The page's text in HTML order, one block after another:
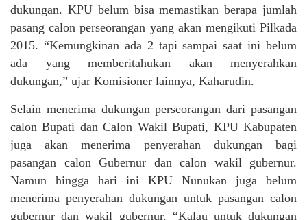
dukungan. KPU belum bisa memastikan berapa jumlah
pasang calon perseorangan yang akan mengikuti Pilkada
2015. “Kemungkinan ada 2 tapi sampai saat ini belum
ada yang memberitahukan akan menyerahkan
dukungan,” ujar Komisioner lainnya, Kaharudin.
Selain menerima dukungan perseorangan dari pasangan
calon Bupati dan Calon Wakil Bupati, KPU Kabupaten
juga akan menerima penyerahan dukungan bagi
pasangan calon Gubernur dan calon wakil gubernur.
Namun hingga hari ini KPU Nunukan juga belum
menerima penyerahan dukungan untuk pasangan calon
gubernur dan wakil gubernur. “Kalau untuk dukungan